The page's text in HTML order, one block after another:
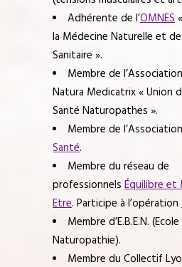
Adhérente de l’OMNES
la Médecine Naturelle et de
Sanitaire ».
Membre de
Natura Medicatrix « Union
Santé Naturopathes ».
Membre de l’Association
Santé.
Membre du réseau de
professionnels Équilibre et
Etre. Participe à l’opération
Membre d’E.B.E.N.
Naturopathie).
Membre du Collectif